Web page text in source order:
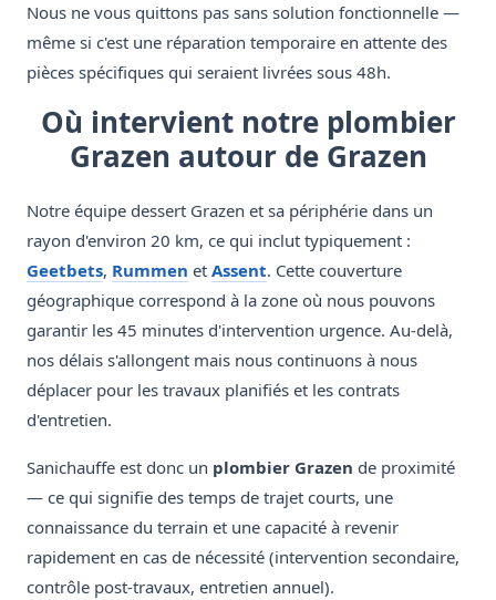
Nous ne vous quittons pas sans solution fonctionnelle —
même si c'est une réparation temporaire en attente des
pièces spécifiques qui seraient livrées sous 48h.
Où intervient notre plombier
Grazen autour de Grazen
Notre équipe dessert Grazen et sa périphérie dans un
rayon d'environ 20 km, ce qui inclut typiquement :
Geetbets, Rummen et Assent. Cette couverture
géographique correspond à la zone où nous pouvons
garantir les 45 minutes d'intervention urgence. Au-delà,
nos délais s'allongent mais nous continuons à nous
déplacer pour les travaux planifiés et les contrats
d'entretien.
Sanichauffe est donc un plombier Grazen de proximité
— ce qui signifie des temps de trajet courts, une
connaissance du terrain et une capacité à revenir
rapidement en cas de nécessité (intervention secondaire,
contrôle post-travaux, entretien annuel).